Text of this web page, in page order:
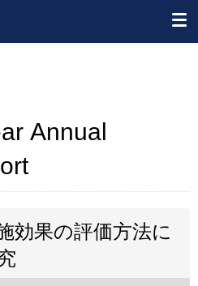
Annual
効果の評価方法に